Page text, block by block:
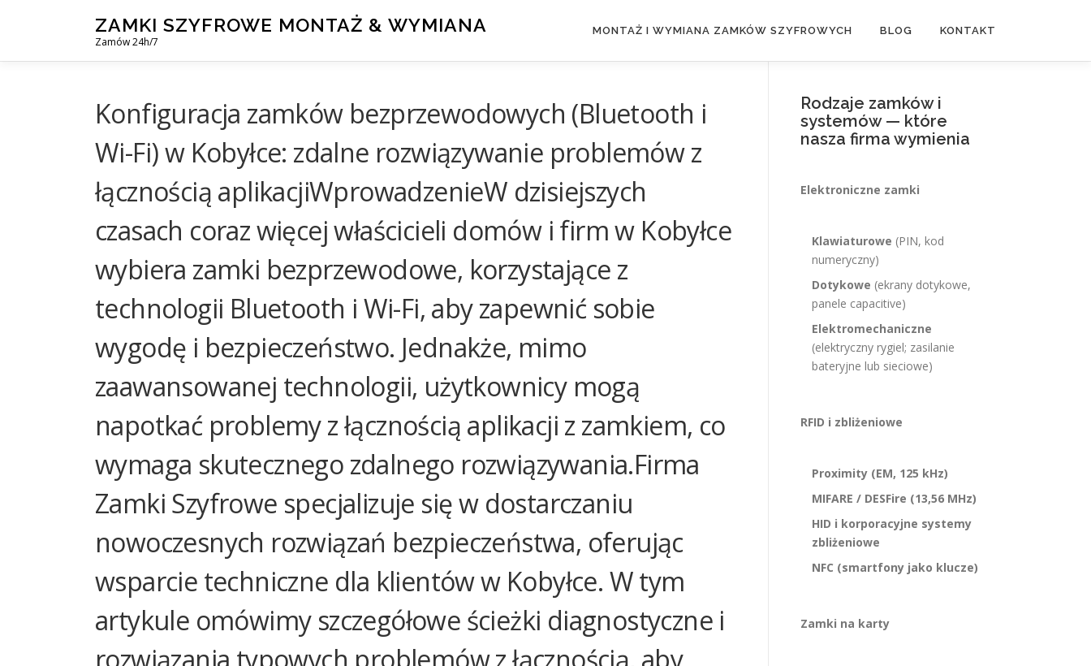
ZAMKI SZYFROWE MONTAŻ & WYMIANA
Zamów 24h/7
MONTAŻ I WYMIANA ZAMKÓW SZYFROWYCH BLOG KONTAKT
Konfiguracja zamków bezprzewodowych (Bluetooth i
Wi-Fi) w Kobyłce: zdalne rozwiązywanie problemów z
łącznością aplikacjiWprowadzenieW dzisiejszych
czasach coraz więcej właścicieli domów i firm w Kobyłce
wybiera zamki bezprzewodowe, korzystające z
technologii Bluetooth i Wi-Fi, aby zapewnić sobie
wygodę i bezpieczeństwo. Jednakże, mimo
zaawansowanej technologii, użytkownicy mogą
napotkać problemy z łącznością aplikacji z zamkiem, co
wymaga skutecznego zdalnego rozwiązywania.Firma
Zamki Szyfrowe specjalizuje się w dostarczaniu
nowoczesnych rozwiązań bezpieczeństwa, oferując
wsparcie techniczne dla klientów w Kobyłce. W tym
artykule omówimy szczegółowe ścieżki diagnostyczne i
Rodzaje zamków i
systemów — które
nasza firma wymienia
Elektroniczne zamki
Klawiaturowe (PIN, kod
numeryczny)
Dotykowe (ekrany dotykowe,
panele capacitive)
Elektromechaniczne
(elektryczny rygiel; zasilanie
bateryjne lub sieciowe)
RFID i zbliżeniowe
Proximity (EM, 125 kHz)
MIFARE / DESFire (13,56 MHz)
HID i korporacyjne systemy
zbliżeniowe
NFC (smartfony jako klucze)
Zamki na karty